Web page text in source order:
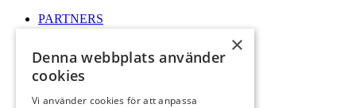
PARTNERS
×
Denna webbplats använder
cookies
Vi använder cookies för att anpassa